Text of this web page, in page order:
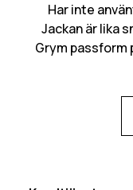
Har inte
Jackan är lika
Grym passform